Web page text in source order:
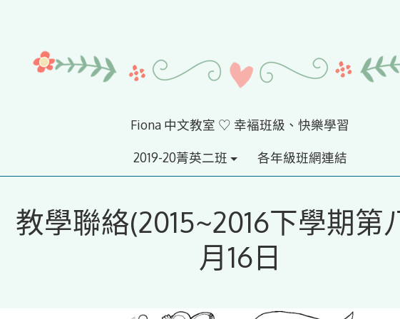
Fiona 中文教室 ♡ 幸褔班級、快樂學習
2019-20菁英二班 各年級班網連結
教學聯絡(2015~2016下學期第
月16日